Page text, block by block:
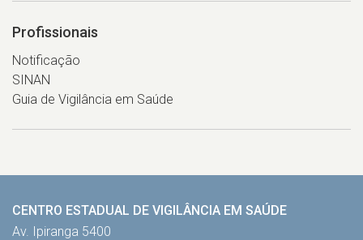
Profissionais
Notificação
SINAN
Guia de Vigilância em Saúde
CENTRO ESTADUAL DE VIGILÂNCIA EM SAÚDE
Av. Ipiranga 5400